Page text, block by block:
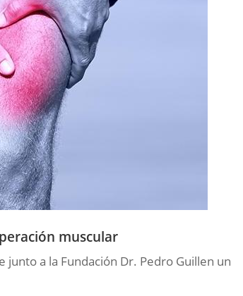
muscular
junto a la Fundación Dr. Pedro Guillen un